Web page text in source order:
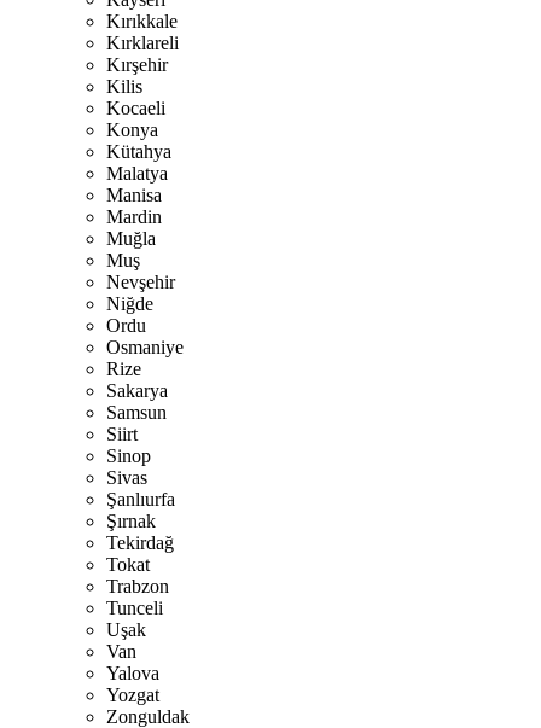
Kırıkkale
Kırklareli
Kırşehir
Kilis
Kocaeli
Konya
Kütahya
Malatya
Manisa
Mardin
Muğla
Muş
Nevşehir
Niğde
Ordu
Osmaniye
Rize
Sakarya
Samsun
Siirt
Sinop
Sivas
Şanlıurfa
Şırnak
Tekirdağ
Tokat
Trabzon
Tunceli
Uşak
Van
Yalova
Yozgat
Zonguldak